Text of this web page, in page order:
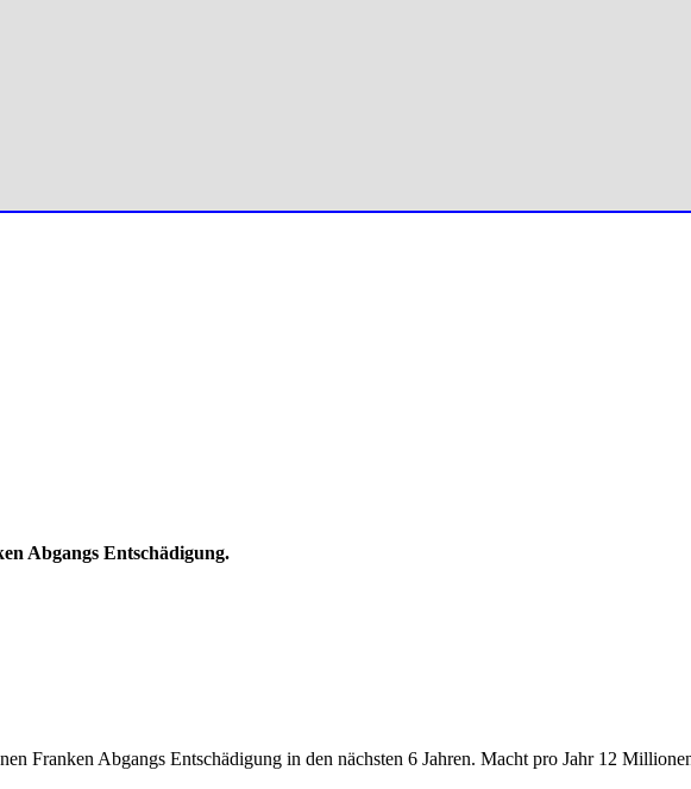
Abgangs Entschädigung.
Franken Abgangs Entschädigung in den nächsten 6 Jahren. Macht pro Jahr 12